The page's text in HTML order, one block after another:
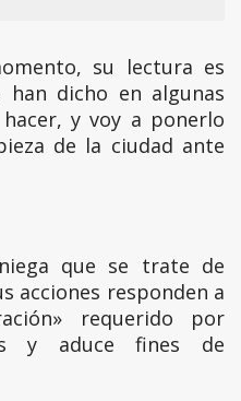
su lectura es
han dicho en algunas
y voy a ponerlo
de la ciudad ante
que se trate de
acciones responden a
requerido por
y aduce fines de